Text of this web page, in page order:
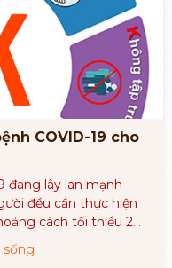
COVID-19 cho
đang lây lan mạnh
đều cần thực hiện
cách tối thiểu 2
việc văn phòng, nhà
thường xuyên rửa tay
sống